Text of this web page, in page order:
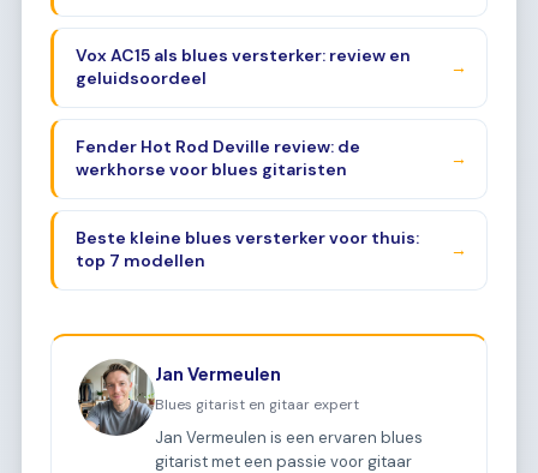
Vox AC15 als blues versterker: review en
geluidsoordeel
→
Fender Hot Rod Deville review: de
werkhorse voor blues gitaristen
→
Beste kleine blues versterker voor thuis:
top 7 modellen
→
Jan Vermeulen
Blues gitarist en gitaar expert
Jan Vermeulen is een ervaren blues
gitarist met een passie voor gitaar